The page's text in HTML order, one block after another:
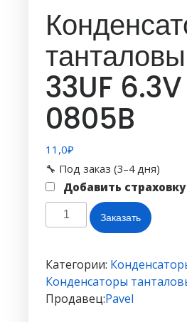
33UF
0805B
11,0₽
🔧 Под заказ (3–4 дня)
Добавить страховку
Количество
товара
танталовый
336
33UF
Заказать
Категории:
Конденсаторы
Продавец:Pavel